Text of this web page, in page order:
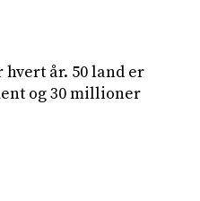
år. 50 land er
og 30 millioner